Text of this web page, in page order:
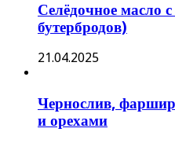
Селёдочное масло
бутербродов)
21.04.2025
Чернослив,
и орехами